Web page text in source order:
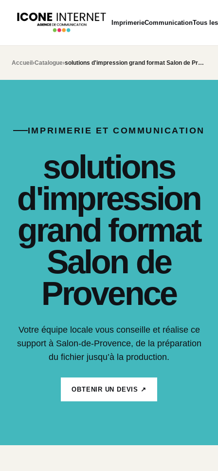
ImprimerieCommunicationTous
Accueil ›Catalogue› solutions d'impression grand format Salon de Provence
IMPRIMERIE ET COMMUNICATION
solutions
d'impression
grand format
Salon de
Provence
Votre équipe locale vous conseille et réalise ce
support à Salon-de-Provence, de la préparation
du fichier jusqu’à la production.
OBTENIR UN DEVIS ↗